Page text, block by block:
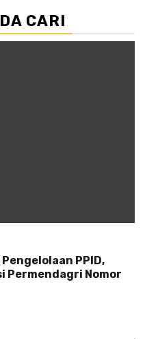
CARI
PPID,
Permendagri Nomor